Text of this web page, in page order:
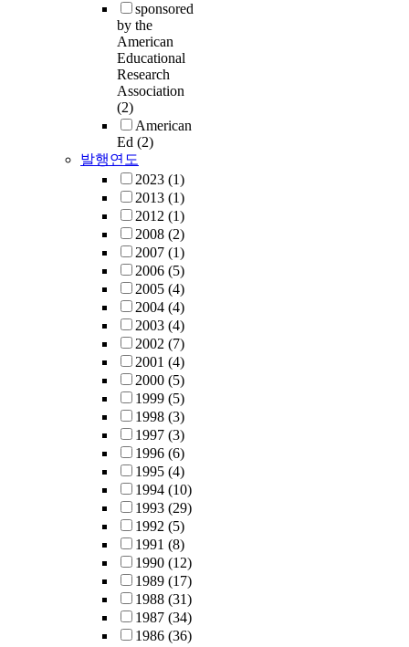
sponsored
by the
American
Educational
Research
Association
(2)
American
Ed (2)
발행연도
2023 (1)
2013 (1)
2012 (1)
2008 (2)
2007 (1)
2006 (5)
2005 (4)
2004 (4)
2003 (4)
2002 (7)
2001 (4)
2000 (5)
1999 (5)
1998 (3)
1997 (3)
1996 (6)
1995 (4)
1994 (10)
1993 (29)
1992 (5)
1991 (8)
1990 (12)
1989 (17)
1988 (31)
1987 (34)
1986 (36)